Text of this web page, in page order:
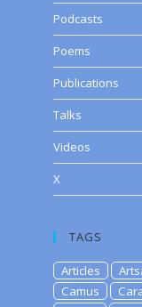
Podcasts
Poems
Publications
Talks
Videos
X
TAGS
Articles
Camus